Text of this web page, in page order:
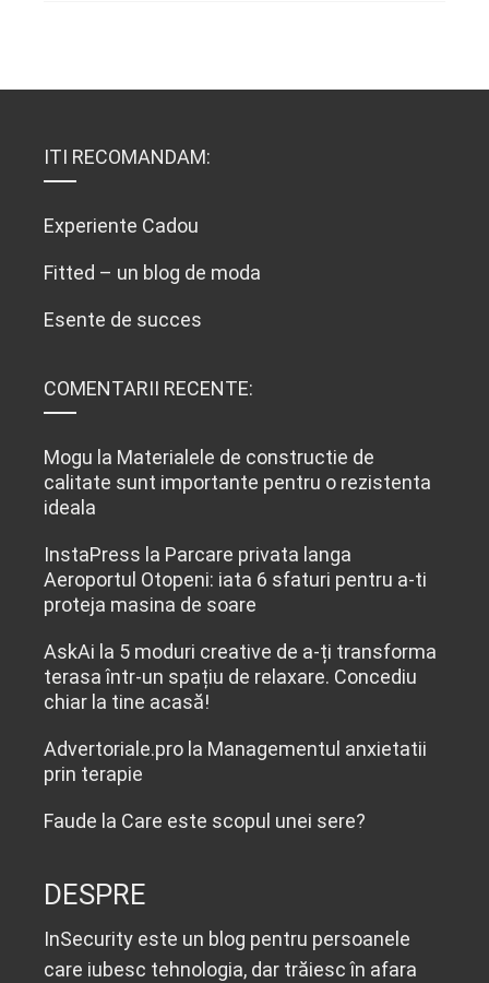
ITI RECOMANDAM:
Experiente Cadou
Fitted – un blog de moda
Esente de succes
COMENTARII RECENTE:
Mogu la Materialele de constructie de
calitate sunt importante pentru o rezistenta
ideala
InstaPress la Parcare privata langa
Aeroportul Otopeni: iata 6 sfaturi pentru a-ti
proteja masina de soare
AskAi la 5 moduri creative de a-ți transforma
terasa într-un spațiu de relaxare. Concediu
chiar la tine acasă!
Advertoriale.pro la Managementul anxietatii
prin terapie
Faude la Care este scopul unei sere?
DESPRE
InSecurity este un blog pentru persoanele
care iubesc tehnologia, dar trăiesc în afara